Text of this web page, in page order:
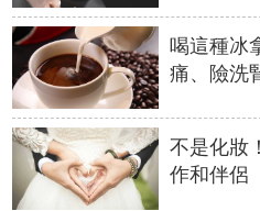
喝這種冰
痛、險洗
不是化妝
作和伴侶